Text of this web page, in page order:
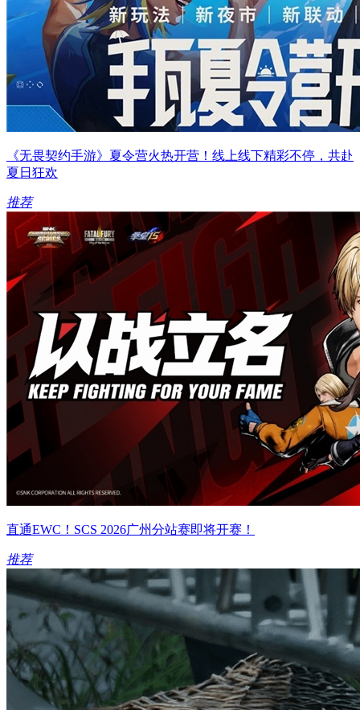
《无畏契约手游》夏令营火热开营！线上线下精彩不停，共赴
夏日狂欢
推荐
直通EWC！SCS 2026广州分站赛即将开赛！
推荐